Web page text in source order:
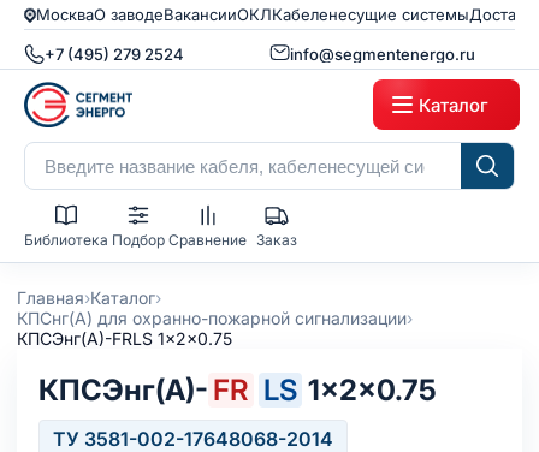
МоскваО заводеВакансииОКЛКабеленесущие системы
+7 (495) 279 2524 info@segmentenergo.ru
Каталог
Библиотека Подбор Сравнение Заказ
Главная›Каталог›
КПСнг(А) для охранно-пожарной сигнализации›
КПСЭнг(А)-FRLS 1x2x0.75
КПСЭнг(А)- FR LS 1×2×0.75
ТУ 3581-002-17648068-2014